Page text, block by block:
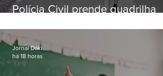
Polícia Civil prende quadrilha
residências de luxo no Rio
Jornal Daki
há 18 horas